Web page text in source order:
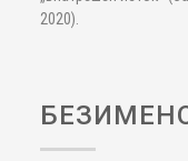
2020).